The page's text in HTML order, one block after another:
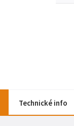
Technické info